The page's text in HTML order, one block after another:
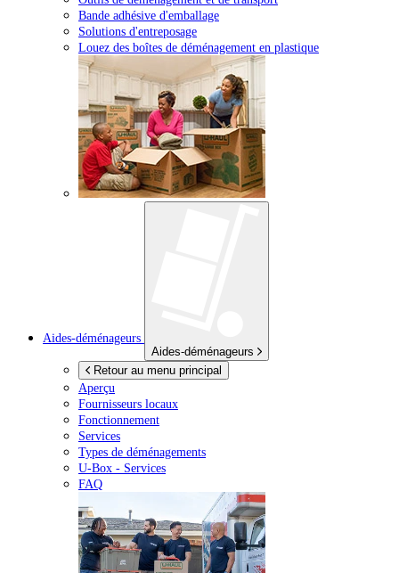
Bande adhésive d'emballage
Solutions d'entreposage
Louez des boîtes de déménagement en plastique
Aides-déménageurs
Aides-déménageurs
Retour au menu principal
Aperçu
Fournisseurs locaux
Fonctionnement
Services
Types de déménagements
U-Box - Services
FAQ